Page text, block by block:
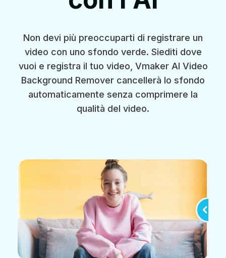
Non devi più preoccuparti di registrare un
video con uno sfondo verde. Siediti dove
vuoi e registra il tuo video, Vmaker AI Video
Background Remover cancellerà lo sfondo
automaticamente senza comprimere la
qualità del video.